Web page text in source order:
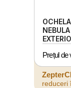
Prețul de
reduceri